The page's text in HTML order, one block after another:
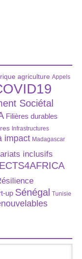
agriculture Appels
Sociétal
Filières durables
Infrastructures
impact Madagascar
inclusifs
up Sénégal Tunisie